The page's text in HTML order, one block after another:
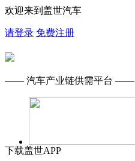
欢迎来到盖世汽车
请登录 免费注册
—— 汽车产业链供需平台 ——
下载盖世APP